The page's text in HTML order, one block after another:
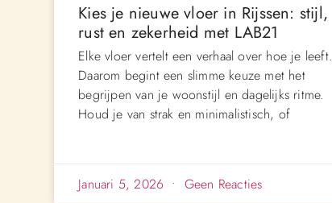
Kies je nieuwe vloer in Rijssen: stijl,
rust en zekerheid met LAB21
Elke vloer vertelt een verhaal over hoe je leeft.
Daarom begint een slimme keuze met het
begrijpen van je woonstijl en dagelijks ritme.
Houd je van strak en minimalistisch, of
Januari 5, 2026 Geen Reacties